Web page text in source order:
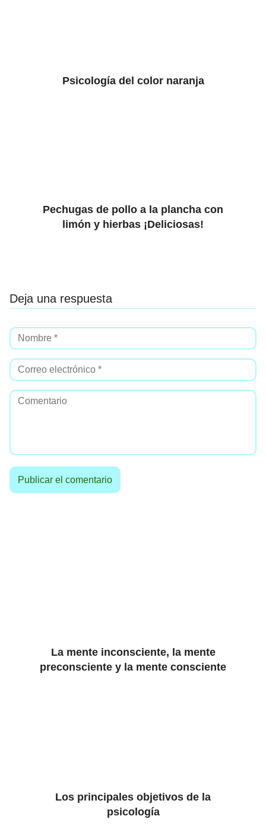
Psicología del color naranja
Pechugas de pollo a la plancha con
limón y hierbas ¡Deliciosas!
Deja una respuesta
La mente inconsciente, la mente
preconsciente y la mente consciente
Los principales objetivos de la
psicología